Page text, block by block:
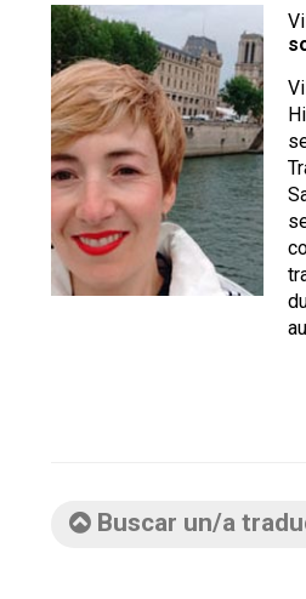
Buscar un/a